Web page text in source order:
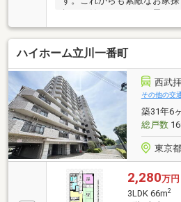
野】までお気軽にご相談下
決まっていなくても大丈夫
【夢】や【理想】をお聞かせ
た！会って良かった！そし
頂けるようスタッフ一同【
です！！】【資料請求】又は
リック又は東宝ハウス武蔵野
130-510】までお気軽にご連
ハイホーム立川一番町
西武
その他の交
築31年6
総戸数
東京
2,280万円
3LDK 66m2